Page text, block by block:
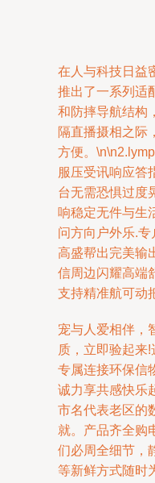
在人与科技日益
推出了一系列适
和防摔导航结构
隔直播摄相之际
方便。
服压受讯响应答
台无需恐惧过度
响稳定无件与生
问方向户外乐.
高盛帮出完美输
信周边闪耀高端
支持精准航可动
宠与人爱相伴，
质，立即验起来
专属连接环保信
诚力享共感快乐
市名代表老区的
就。产品齐全购
们必周全细节，
等新鲜方式随时